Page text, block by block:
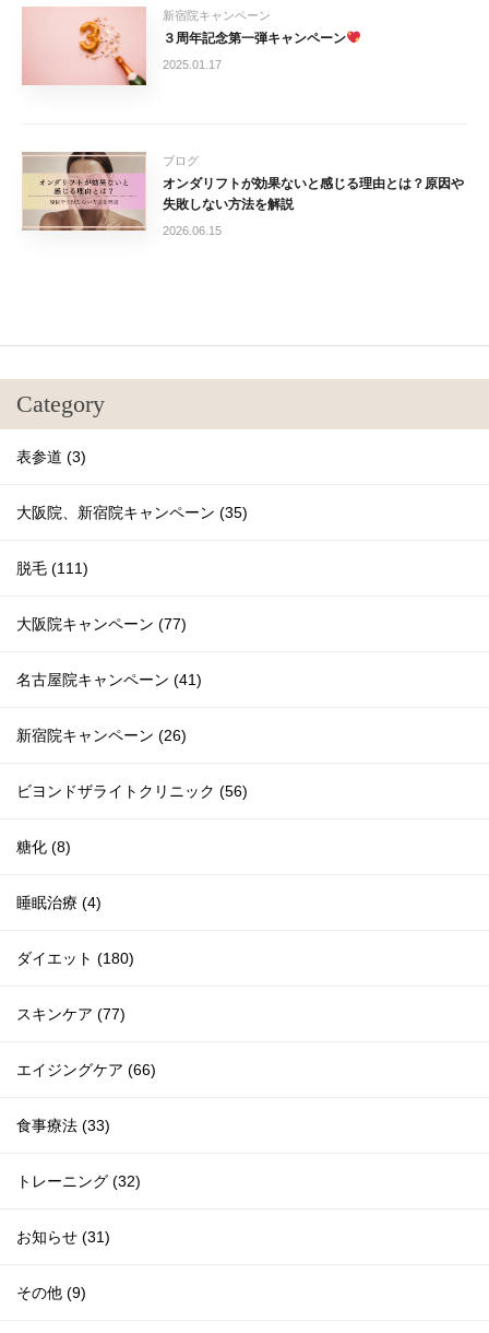
新宿院キャンペーン
３周年記念第一弾キャンペーン
2025.01.17
ブログ
オンダリフトが効果ないと感じる理由とは？原因や
失敗しない方法を解説
2026.06.15
Category
表参道 (3)
大阪院、新宿院キャンペーン (35)
脱毛 (111)
大阪院キャンペーン (77)
名古屋院キャンペーン (41)
新宿院キャンペーン (26)
ビヨンドザライトクリニック (56)
糖化 (8)
睡眠治療 (4)
ダイエット (180)
スキンケア (77)
エイジングケア (66)
食事療法 (33)
トレーニング (32)
お知らせ (31)
その他 (9)